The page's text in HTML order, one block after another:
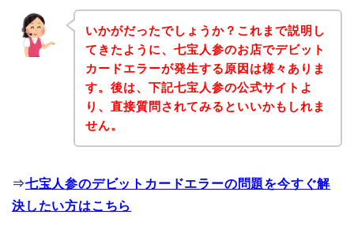
いかがだったでしょうか？これまで説明し
てきたように、七宝人参のお店でデビット
カードエラーが発生する原因は様々ありま
す。後は、下記七宝人参の公式サイトよ
り、直接質問されてみるといいかもしれま
せん。
⇒七宝人参のデビットカードエラーの問題を今すぐ解
決したい方はこちら